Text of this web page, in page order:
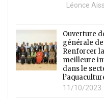
Léonce
Ouverture
générale de
Renforcer
meilleure
dans le
11/10/2023